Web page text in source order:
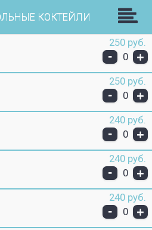
н-РоллКОКТЕЙЛИ
250 руб.
- 0 +
250 руб.
- 0 +
240 руб.
- 0 +
240 руб.
- 0 +
240 руб.
- 0 +